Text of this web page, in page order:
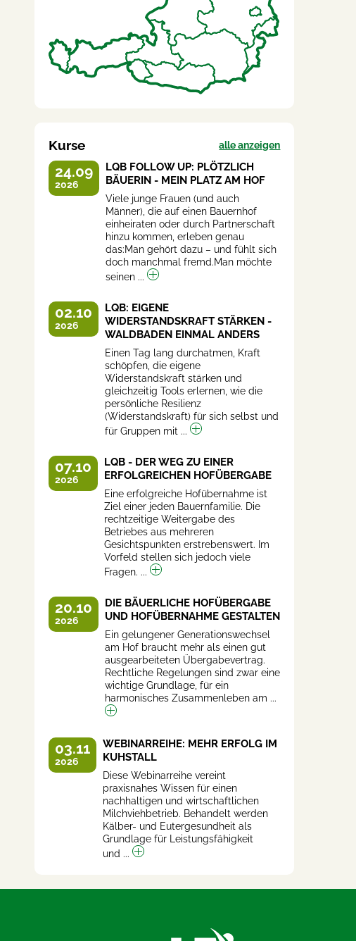
Kurse alle anzeigen
24.09
2026
LQB FOLLOW UP: PLÖTZLICH
BÄUERIN - MEIN PLATZ AM HOF
Viele junge Frauen (und auch
Männer), die auf einen Bauernhof
einheiraten oder durch Partnerschaft
hinzu kommen, erleben genau
das:Man gehört dazu – und fühlt sich
doch manchmal fremd.Man möchte
seinen ...
02.10
2026
LQB: EIGENE
WIDERSTANDSKRAFT STÄRKEN -
WALDBADEN EINMAL ANDERS
Einen Tag lang durchatmen, Kraft
schöpfen, die eigene
Widerstandskraft stärken und
gleichzeitig Tools erlernen, wie die
persönliche Resilienz
(Widerstandskraft) für sich selbst und
für Gruppen mit ...
07.10
2026
LQB - DER WEG ZU EINER
ERFOLGREICHEN HOFÜBERGABE
Eine erfolgreiche Hofübernahme ist
Ziel einer jeden Bauernfamilie. Die
rechtzeitige Weitergabe des
Betriebes aus mehreren
Gesichtspunkten erstrebenswert. Im
Vorfeld stellen sich jedoch viele
Fragen. ...
20.10
2026
DIE BÄUERLICHE HOFÜBERGABE
UND HOFÜBERNAHME GESTALTEN
Ein gelungener Generationswechsel
am Hof braucht mehr als einen gut
ausgearbeiteten Übergabevertrag.
Rechtliche Regelungen sind zwar eine
wichtige Grundlage, für ein
harmonisches Zusammenleben am ...
03.11
2026
WEBINARREIHE: MEHR ERFOLG IM
KUHSTALL
Diese Webinarreihe vereint
praxisnahes Wissen für einen
nachhaltigen und wirtschaftlichen
Milchviehbetrieb. Behandelt werden
Kälber- und Eutergesundheit als
Grundlage für Leistungsfähigkeit
und ...